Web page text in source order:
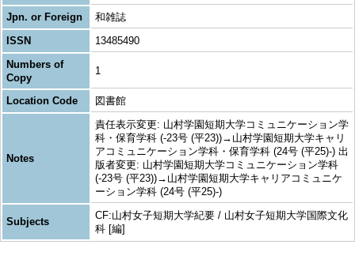
Jpn. or Foreign
和雑誌
ISSN
13485490
Numbers of
Copy
1
Location Code 図書館
Notes
責任表示変更: 山村学園短期大学コミュニケーション学
科・保育学科 (-23号 (平23))→山村学園短期大学キャリ
アコミュニケーション学科・保育学科 (24号 (平25)-) 出
版者変更: 山村学園短期大学コミュニケーション学科
(-23号 (平23))→山村学園短期大学キャリアコミュニケ
ーション学科 (24号 (平25)-)
Subjects
CF:山村女子短期大学紀要 / 山村女子短期大学国際文化
科 [編]